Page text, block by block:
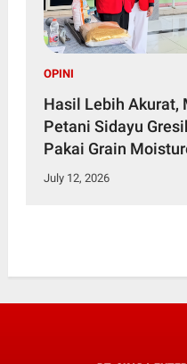
OPINI
Hasil Lebih Akurat,
Petani Sidayu
Pakai Grain
July 12, 2026